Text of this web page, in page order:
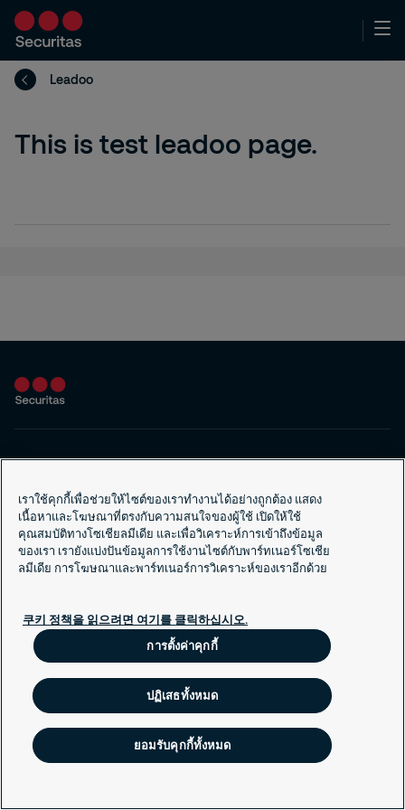
Leadoo
This is test leadoo page.
ซิเคียวริทัสทั่วโลก
ซิเคียวริทัสทั่วมุมโลก
นโยบายคุกกี้
เราใช้คุกกี้เพื่อช่วยให้ไซต์ของเราทำงานได้อย่างถูกต้อง แสดง
เนื้อหาและโฆษณาที่ตรงกับความสนใจของผู้ใช้ เปิดให้ใช้
คุณสมบัติทางโซเชียลมีเดีย และเพื่อวิเคราะห์การเข้าถึงข้อมูล
ของเรา เรายังแบ่งปันข้อมูลการใช้งานไซต์กับพาร์ทเนอร์โซเชีย
ลมีเดีย การโฆษณาและพาร์ทเนอร์การวิเคราะห์ของเราอีกด้วย
쿠키 정책을 읽으려면 여기를 클릭하십시오.
การตั้งค่าคุกกี้
ปฏิเสธทั้งหมด
ยอมรับคุกกี้ทั้งหมด